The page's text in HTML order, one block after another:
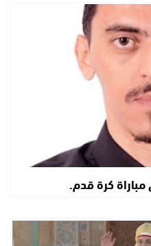
كرة قدم.